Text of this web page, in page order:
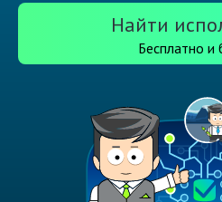
Найти
Бесплатно и